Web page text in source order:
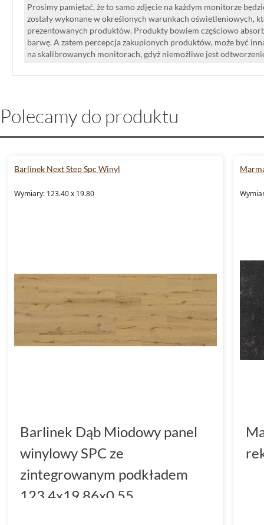
Prosimy pamiętać, że to samo zdjęcie na każdym monitorze
zostały wykonane w określonych warunkach oświetleniowych,
prezentowanych produktów. Produkty bowiem częściowo
barwę. A zatem percepcja zakupionych produktów, może być
na skalibrowanych monitorach, gdyż niemożliwe jest
Polecamy do produktu
Barlinek Next Step Spc Winyl
Wymiary: 123.40 x 19.80
Barlinek Dąb Miodowy panel
winylowy SPC ze
zintegrowanym podkładem
123.4x19.86x0.55